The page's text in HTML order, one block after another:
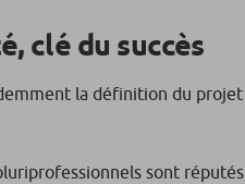
clé du succès
la définition du projet
sont réputés